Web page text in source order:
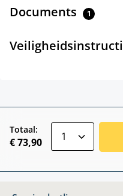
Documents 1
Totaal:
€ 73,90